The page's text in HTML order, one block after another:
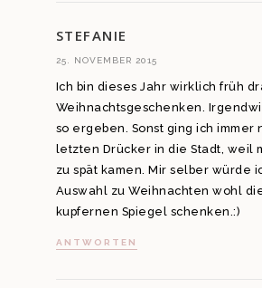
STEFANIE
25. NOVEMBER 2015
Ich bin dieses Jahr wirklich früh
Weihnachtsgeschenken.
so ergeben. Sonst ging ich immer
letzten Drücker in die Stadt, weil
zu spät kamen. Mir selber würde
Auswahl zu Weihnachten wohl
kupfernen Spiegel schenken.:)
ANTWORTEN